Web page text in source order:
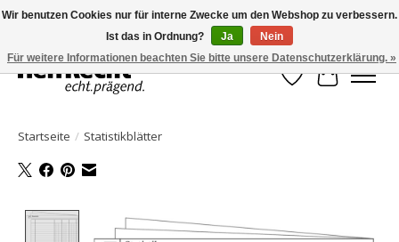
HelfRecht-Planer | Jahresaktualisierungen | Zubehör
Wunschzettel
Ihr
Startseite / Statistikblätter
Product image slideshow Items
Wir benutzen Cookies nur für interne Zwecke um den Webshop zu verbessern.
Ist das in Ordnung?
Ja
Nein
Für weitere Informationen beachten Sie bitte unsere Datenschutzerklärung. »